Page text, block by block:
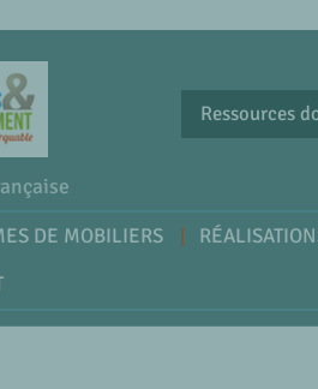
DE MOBILIERS
Ressources